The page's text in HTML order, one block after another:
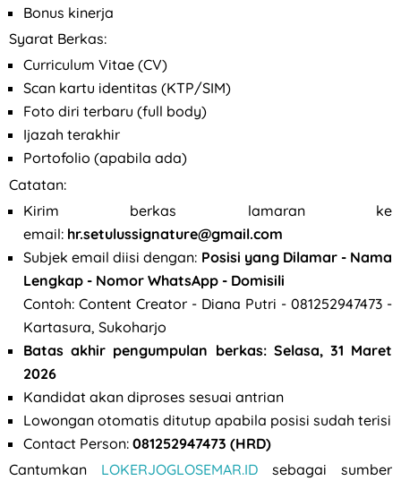
Bonus kinerja
Syarat Berkas:
Curriculum Vitae (CV)
Scan kartu identitas (KTP/SIM)
Foto diri terbaru (full body)
Ijazah terakhir
Portofolio (apabila ada)
Catatan:
Kirim berkas lamaran ke
email: hr.setulussignature@gmail.com
Subjek email diisi dengan: Posisi yang Dilamar - Nama
Lengkap - Nomor WhatsApp - Domisili
Contoh: Content Creator - Diana Putri - 081252947473 -
Kartasura, Sukoharjo
Batas akhir pengumpulan berkas: Selasa, 31 Maret
2026
Kandidat akan diproses sesuai antrian
Lowongan otomatis ditutup apabila posisi sudah terisi
Contact Person: 081252947473 (HRD)
Cantumkan LOKERJOGLOSEMAR.ID sebagai sumber